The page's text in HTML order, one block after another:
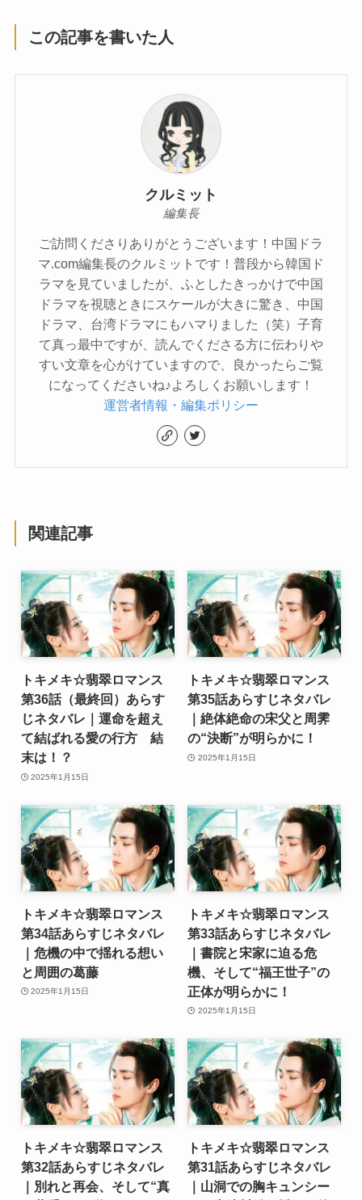
この記事を書いた人
クルミット
編集長
ご訪問くださりありがとうございます！中国ドラ
マ.com編集長のクルミットです！普段から韓国ド
ラマを見ていましたが、ふとしたきっかけで中国
ドラマを視聴ときにスケールが大きに驚き、中国
ドラマ、台湾ドラマにもハマりました（笑）子育
て真っ最中ですが、読んでくださる方に伝わりや
すい文章を心がけていますので、良かったらご覧
になってくださいね♪よろしくお願いします！
運営者情報・編集ポリシー
関連記事
トキメキ☆翡翠ロマンス
第36話（最終回）あらす
じネタバレ｜運命を超え
て結ばれる愛の行方 結
末は！？
2025年1月15日
トキメキ☆翡翠ロマンス
第35話あらすじネタバレ
｜絶体絶命の宋父と周霁
の“決断”が明らかに！
2025年1月15日
トキメキ☆翡翠ロマンス
第34話あらすじネタバレ
｜危機の中で揺れる想い
と周囲の葛藤
2025年1月15日
トキメキ☆翡翠ロマンス
第33話あらすじネタバレ
｜書院と宋家に迫る危
機、そして“福王世子”の
正体が明らかに！
2025年1月15日
トキメキ☆翡翠ロマンス
第32話あらすじネタバレ
｜別れと再会、そして“真
トキメキ☆翡翠ロマンス
第31話あらすじネタバレ
｜山洞での胸キュンシー